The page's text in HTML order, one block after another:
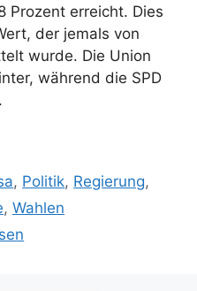
Prozent erreicht. Dies
der jemals von
wurde. Die Union
während die SPD
, Politik, Regierung,
, Wahlen